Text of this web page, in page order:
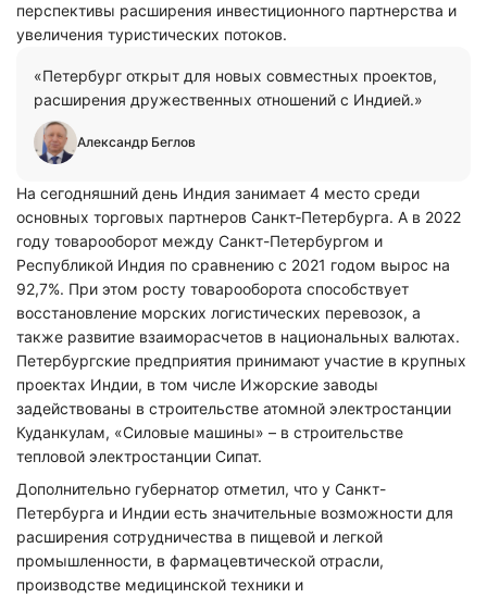
перспективы расширения инвестиционного партнерства и
увеличения туристических потоков.
«Петербург открыт для новых совместных проектов,
расширения дружественных отношений с Индией.»
Александр Беглов
На сегодняшний день Индия занимает 4 место среди
основных торговых партнеров Санкт‑Петербурга. А в 2022
году товарооборот между Санкт-Петербургом и
Республикой Индия по сравнению с 2021 годом вырос на
92,7%. При этом росту товарооборота способствует
восстановление морских логистических перевозок, а
также развитие взаиморасчетов в национальных валютах.
Петербургские предприятия принимают участие в крупных
проектах Индии, в том числе Ижорские заводы
задействованы в строительстве атомной электростанции
Куданкулам, «Силовые машины» – в строительстве
тепловой электростанции Сипат.
Дополнительно губернатор отметил, что у Санкт-
Петербурга и Индии есть значительные возможности для
расширения сотрудничества в пищевой и легкой
промышленности, в фармацевтической отрасли,
производстве медицинской техники и